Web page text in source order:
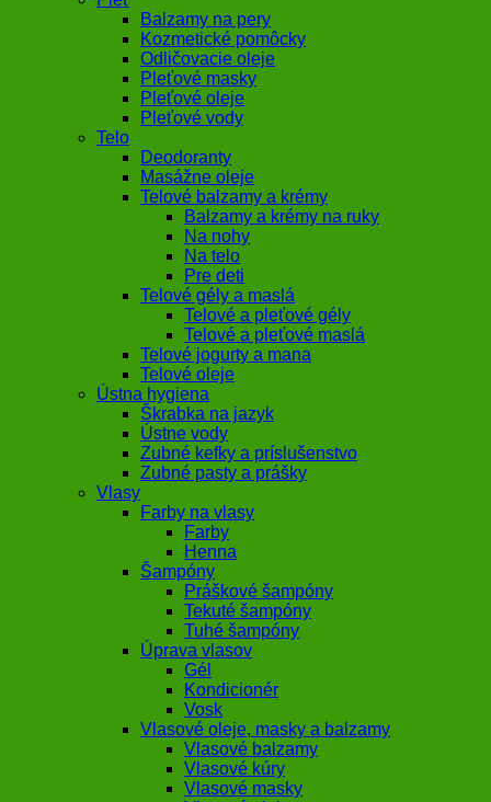
Balzamy na pery
Kozmetické pomôcky
Odličovacie oleje
Pleťové masky
Pleťové oleje
Pleťové vody
Telo
Deodoranty
Masážne oleje
Telové balzamy a krémy
Balzamy a krémy na ruky
Na nohy
Na telo
Pre deti
Telové gély a maslá
Telové a pleťové gély
Telové a pleťové maslá
Telové jogurty a mana
Telové oleje
Ústna hygiena
Škrabka na jazyk
Ústne vody
Zubné kefky a príslušenstvo
Zubné pasty a prášky
Vlasy
Farby na vlasy
Farby
Henna
Šampóny
Práškové šampóny
Tekuté šampóny
Tuhé šampóny
Úprava vlasov
Gél
Kondicionér
Vosk
Vlasové oleje, masky a balzamy
Vlasové balzamy
Vlasové kúry
Vlasové masky